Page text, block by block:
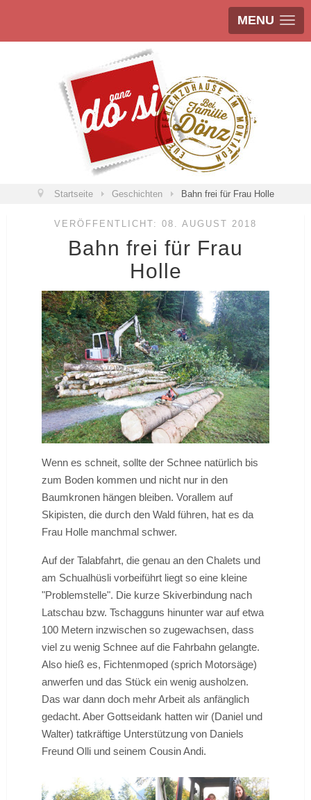
MENU
Startseite Geschichten Bahn frei für Frau Holle
VERÖFFENTLICHT: 08. AUGUST 2018
Bahn frei für Frau
Holle
Wenn es schneit, sollte der Schnee natürlich bis
zum Boden kommen und nicht nur in den
Baumkronen hängen bleiben. Vorallem auf
Skipisten, die durch den Wald führen, hat es da
Frau Holle manchmal schwer.
Auf der Talabfahrt, die genau an den Chalets und
am Schualhüsli vorbeiführt liegt so eine kleine
"Problemstelle". Die kurze Skiverbindung nach
Latschau bzw. Tschagguns hinunter war auf etwa
100 Metern inzwischen so zugewachsen, dass
viel zu wenig Schnee auf die Fahrbahn gelangte.
Also hieß es, Fichtenmoped (sprich Motorsäge)
anwerfen und das Stück ein wenig ausholzen.
Das war dann doch mehr Arbeit als anfänglich
gedacht. Aber Gottseidank hatten wir (Daniel und
Walter) tatkräftige Unterstützung von Daniels
Freund Olli und seinem Cousin Andi.